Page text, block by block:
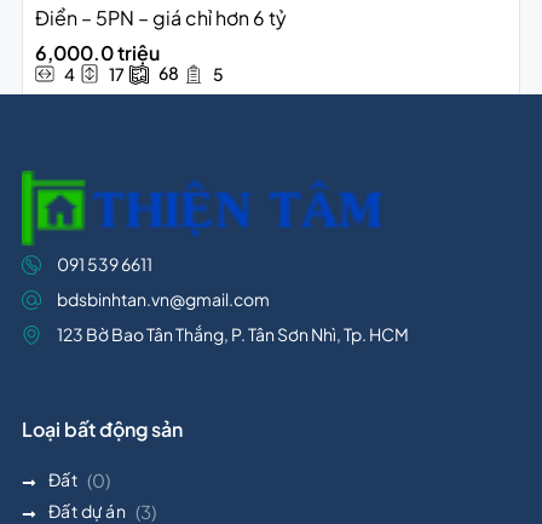
Điển – 5PN – giá chỉ hơn 6 tỷ
6,000.0 triệu
4 17 68 5
091 539 6611
bdsbinhtan.vn@gmail.com
123 Bờ Bao Tân Thắng, P. Tân Sơn Nhì, Tp. HCM
Loại bất động sản
Đất (0)
Đất dự án (3)